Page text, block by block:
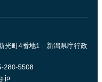
光町4番地1 新潟県庁行政
280-5508